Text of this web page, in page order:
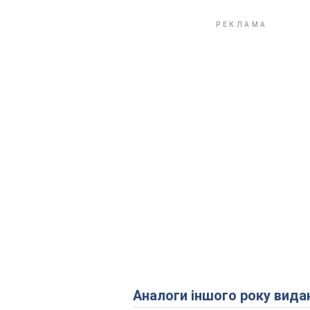
Аналоги іншого року